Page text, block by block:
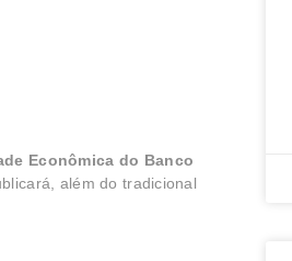
Econômica do Banco
além do tradicional